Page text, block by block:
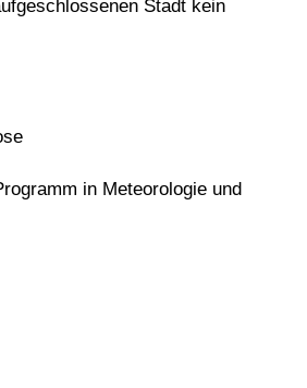
Stadt kein
in Meteorologie und